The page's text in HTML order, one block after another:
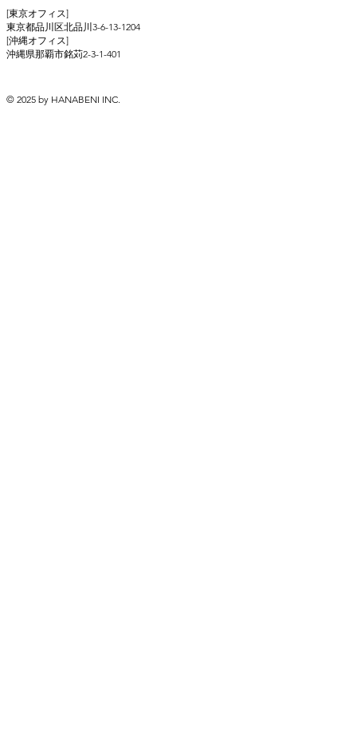
[東京オフィス]
東京都品川区北品川3-6-13-1204
[沖縄オフィス]
​沖縄県那覇市銘苅2-3-1-401
© 2025 by HANABENI INC.